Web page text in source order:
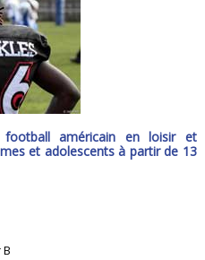
football américain en loisir et
et adolescents à partir de 13